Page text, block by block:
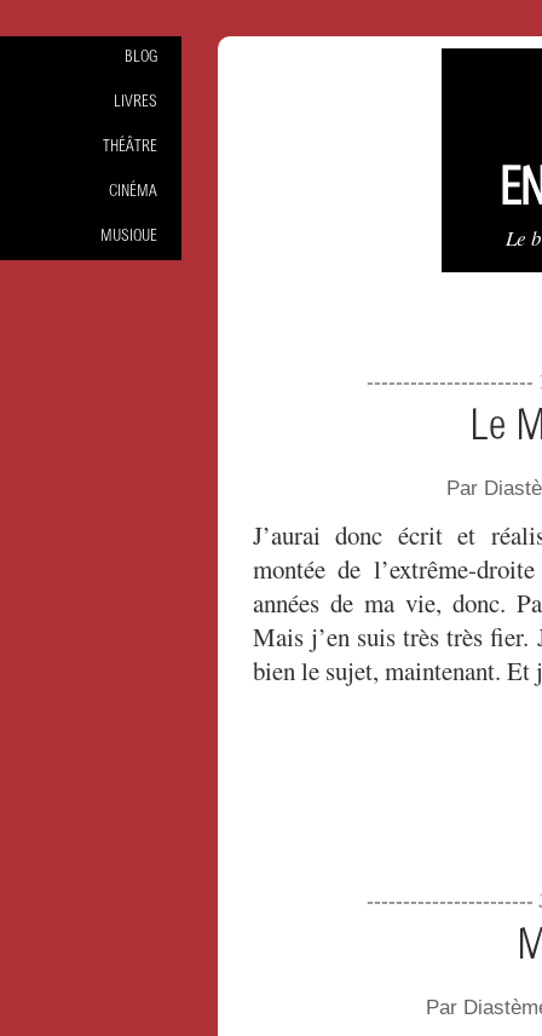
Le
-----------------------
Le
Par
J’aurai donc écrit et
montée de l’extrême-
années de ma vie, donc.
Mais j’en suis très très fier.
bien le sujet, maintenant.
-----------------------
Par
BLOG
LIVRES
THÉÂTRE
CINÉMA
MUSIQUE